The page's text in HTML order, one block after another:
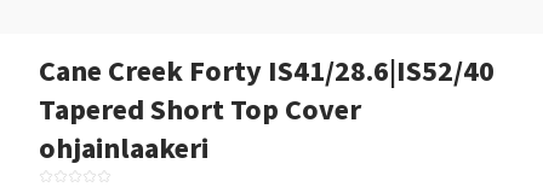
Cane Creek Forty IS41/28.6|IS52/40
Tapered Short Top Cover
ohjainlaakeri